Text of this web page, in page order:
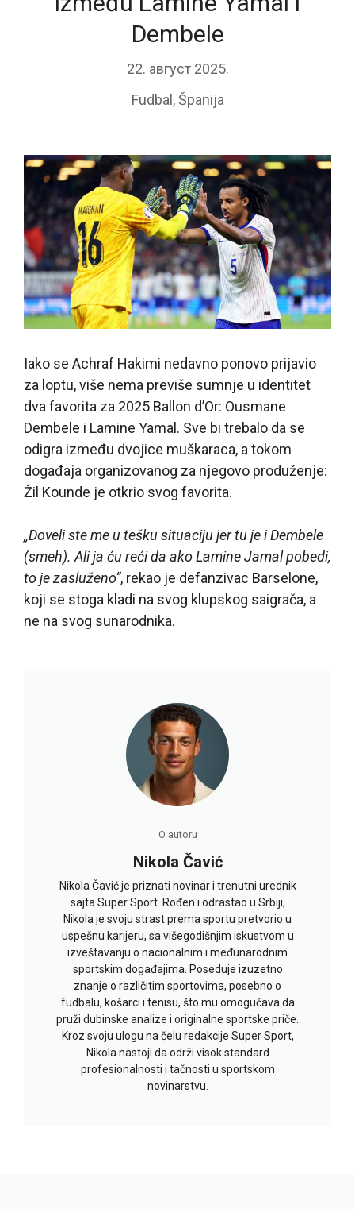
Dembele
22. август 2025.
Fudbal ,Španija
Iako se Achraf Hakimi nedavno ponovo prijavio
za loptu, više nema previše sumnje u identitet
dva favorita za 2025 Ballon d’Or: Ousmane
Dembele i Lamine Yamal. Sve bi trebalo da se
odigra između dvojice muškaraca, a tokom
događaja organizovanog za njegovo produženje:
Žil Kounde je otkrio svog favorita.
„Doveli ste me u tešku situaciju jer tu je i Dembele
(smeh). Ali ja ću reći da ako Lamine Jamal pobedi,
to je zasluženo“, rekao je defanzivac Barselone,
koji se stoga kladi na svog klupskog saigrača, a
ne na svog sunarodnika.
O autoru
Nikola Čavić
Nikola Čavić je priznati novinar i trenutni urednik
sajta Super Sport. Rođen i odrastao u Srbiji,
Nikola je svoju strast prema sportu pretvorio u
uspešnu karijeru, sa višegodišnjim iskustvom u
izveštavanju o nacionalnim i međunarodnim
sportskim događajima. Poseduje izuzetno
znanje o različitim sportovima, posebno o
fudbalu, košarci i tenisu, što mu omogućava da
pruži dubinske analize i originalne sportske priče.
Kroz svoju ulogu na čelu redakcije Super Sport,
Nikola nastoji da održi visok standard
profesionalnosti i tačnosti u sportskom
novinarstvu.